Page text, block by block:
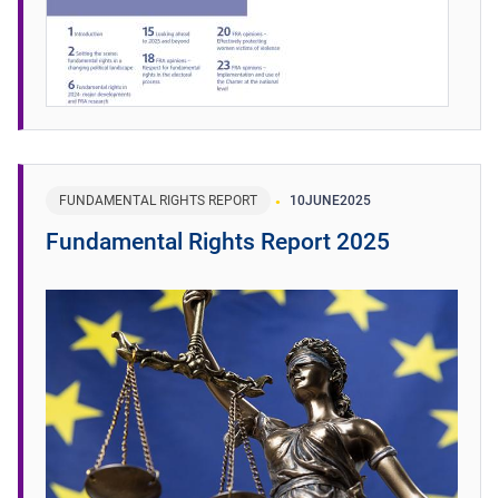
FUNDAMENTAL RIGHTS REPORT 10JUNE2025
Fundamental Rights Report 2025